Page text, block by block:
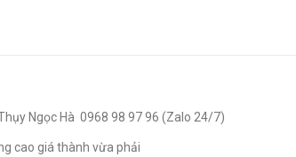
Ngọc Hà 0968 98 97 96 (Zalo 24/7)
cao giá thành vừa phải